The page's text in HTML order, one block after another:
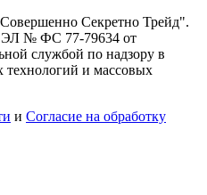
Секретно Трейд".
ЭЛ № ФС 77-79634 от
службой по надзору в
и массовых
и Согласие на обработку